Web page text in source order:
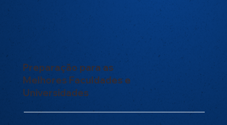
Preparação para as
Melhores Faculdades e
Universidades